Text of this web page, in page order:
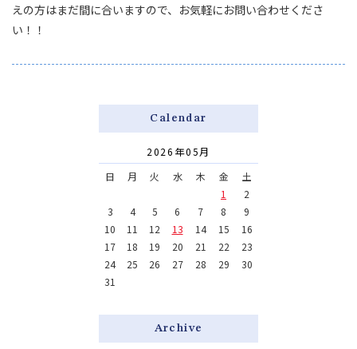
えの方はまだ間に合いますので、お気軽にお問い合わせくださ
い！！
Calendar
2026年05月
日
月 火 水 木 金
土
1
2
3
4 5 6 7 8
9
10
11 12 13 14 15
16
17
18 19 20 21 22
23
24
25 26 27 28 29
30
31
Archive